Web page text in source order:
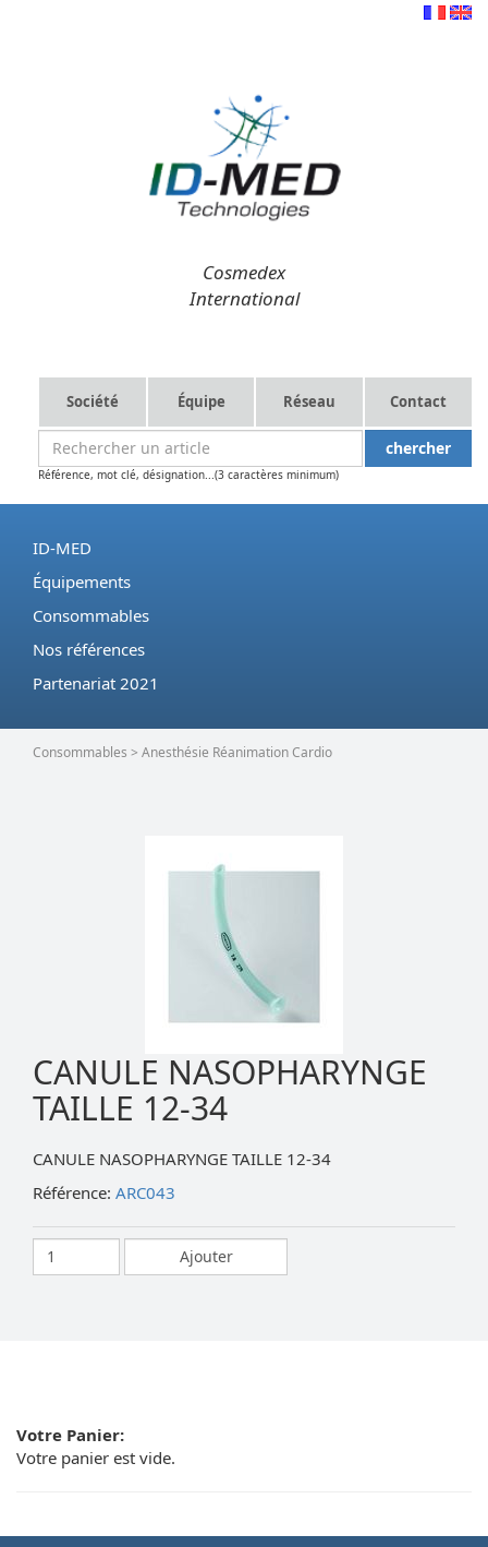
Cosmedex
International
Société Équipe Réseau Contact
Référence, mot clé, désignation...(3 caractères minimum)
ID-MED
Équipements
Consommables
Nos références
Partenariat 2021
Consommables > Anesthésie Réanimation Cardio
CANULE NASOPHARYNGE
TAILLE 12-34
CANULE NASOPHARYNGE TAILLE 12-34
Référence: ARC043
Votre Panier:
Votre panier est vide.